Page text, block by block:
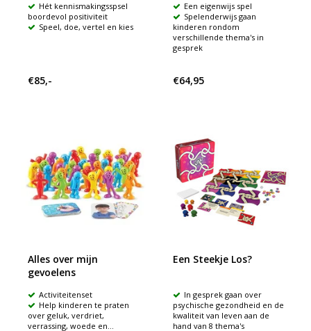
Hét kennismakingsspsel
boordevol positiviteit
Speel, doe, vertel en kies
€85,-
Een eigenwijs spel
Spelenderwijs gaan
kinderen rondom
verschillende thema's in
gesprek
€64,95
Alles over mijn
gevoelens
Activiteitenset
Help kinderen te praten
over geluk, verdriet,
verrassing, woede en...
Een Steekje Los?
In gesprek gaan over
psychische gezondheid en de
kwaliteit van leven aan de
hand van 8 thema's